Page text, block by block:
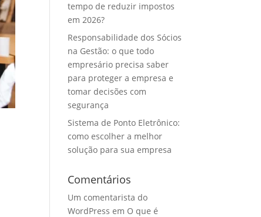
tempo de reduzir impostos
em 2026?
Responsabilidade dos Sócios
na Gestão: o que todo
empresário precisa saber
para proteger a empresa e
tomar decisões com
segurança
Sistema de Ponto Eletrônico:
como escolher a melhor
solução para sua empresa
Comentários
Um comentarista do
WordPress em O que é